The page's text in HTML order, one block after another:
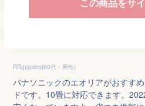
RRgypsies(60代・男性)
パナソニックのエオリアがおすす
ドです。10畳に対応できます。